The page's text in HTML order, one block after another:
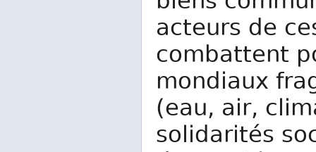
acteurs de
combattent
mondiaux
(eau, air,
solidarités